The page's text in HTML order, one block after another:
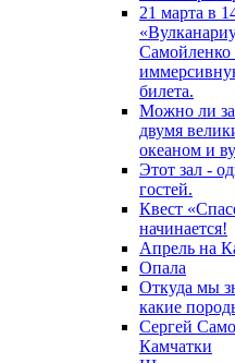
21 марта в
Самойленко
билета.
Можно ли за
двумя
океаном и
Этот зал -
гостей.
Квест
начинается!
Апрель на
Опала
Откуда мы
какие
Сергей
Камчатки